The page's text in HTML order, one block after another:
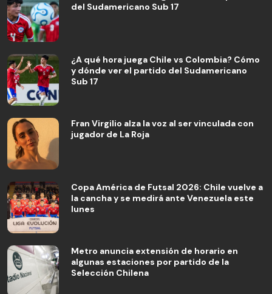
del Sudamericano Sub 17
¿A qué hora juega Chile vs Colombia? Cómo
y dónde ver el partido del Sudamericano
Sub 17
Fran Virgilio alza la voz al ser vinculada con
jugador de La Roja
Copa América de Futsal 2026: Chile vuelve a
la cancha y se medirá ante Venezuela este
lunes
Metro anuncia extensión de horario en
algunas estaciones por partido de la
Selección Chilena